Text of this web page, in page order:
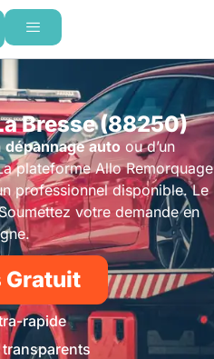
Bresse (88250)
dépannage auto ou d’un
plateforme Allo Remorquage
professionnel disponible. Le
votre demande en
Gratuit
rapide